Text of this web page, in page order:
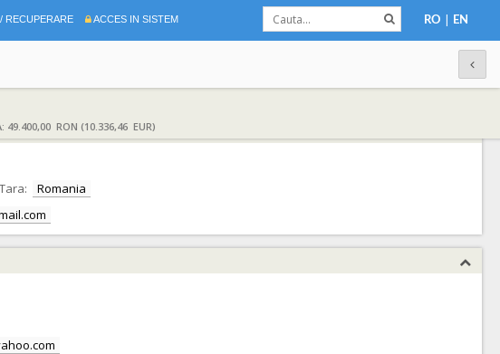
RECUPERARE ACCES IN SISTEM RO | EN
49.400,00 RON (10.336,46 EUR)
Tara:
Romania